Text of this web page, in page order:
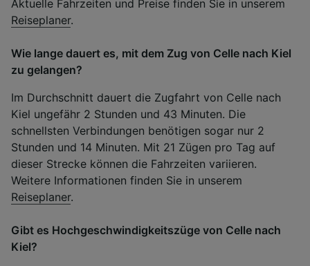
Aktuelle Fahrzeiten und Preise finden Sie in unserem
Reiseplaner.
Wie lange dauert es, mit dem Zug von Celle nach Kiel
zu gelangen?
Im Durchschnitt dauert die Zugfahrt von Celle nach
Kiel ungefähr 2 Stunden und 43 Minuten. Die
schnellsten Verbindungen benötigen sogar nur 2
Stunden und 14 Minuten. Mit 21 Zügen pro Tag auf
dieser Strecke können die Fahrzeiten variieren.
Weitere Informationen finden Sie in unserem
Reiseplaner.
Gibt es Hochgeschwindigkeitszüge von Celle nach
Kiel?